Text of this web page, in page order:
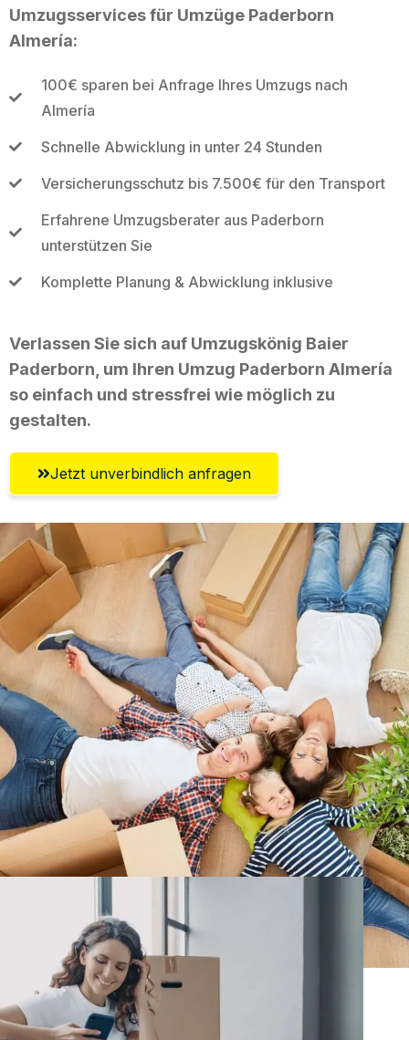
Umzugsservices für Umzüge Paderborn
Almería:
100€ sparen bei Anfrage Ihres Umzugs nach
Almería
Schnelle Abwicklung in unter 24 Stunden
Versicherungsschutz bis 7.500€ für den Transport
Erfahrene Umzugsberater aus Paderborn
unterstützen Sie
Komplette Planung & Abwicklung inklusive
Verlassen Sie sich auf Umzugskönig Baier
Paderborn, um Ihren Umzug Paderborn Almería
so einfach und stressfrei wie möglich zu
gestalten.
Jetzt unverbindlich anfragen